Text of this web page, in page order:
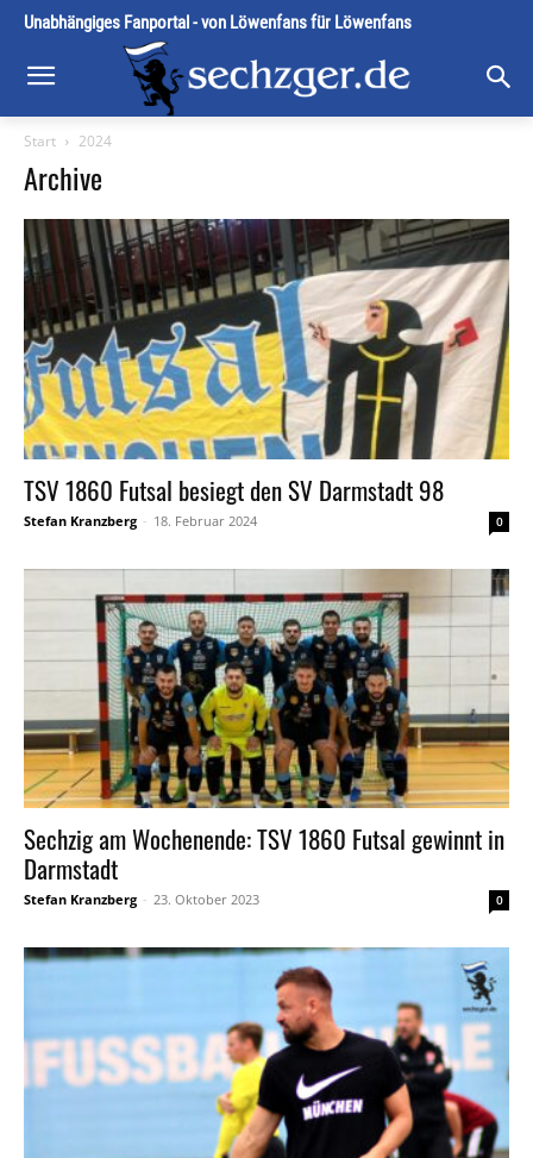
Unabhängiges Fanportal - von Löwenfans für Löwenfans
Start 2024
Archive
TSV 1860 Futsal besiegt den SV Darmstadt 98
Stefan Kranzberg - 18. Februar 2024 0
Sechzig am Wochenende: TSV 1860 Futsal gewinnt in
Darmstadt
Stefan Kranzberg - 23. Oktober 2023 0